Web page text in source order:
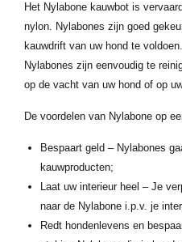
Het Nylabone kauwbot is
nylon. Nylabones zijn goed
kauwdrift van uw hond te voldoen.
Nylabones zijn eenvoudig te
op de vacht van uw hond of op
De voordelen van Nylabone op
Bespaart geld – Nylabones
kauwproducten;
Laat uw interieur heel – Je
naar de Nylabone i.p.v. je
Redt hondenlevens en